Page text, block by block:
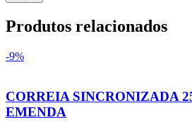
Produtos relacionados
-9%
CORREIA SINCRONIZADA
EMENDA